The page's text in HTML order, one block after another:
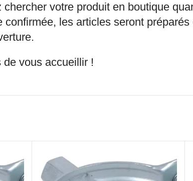
votre produit en boutique
confirmée, les articles seront
vous accueillir !